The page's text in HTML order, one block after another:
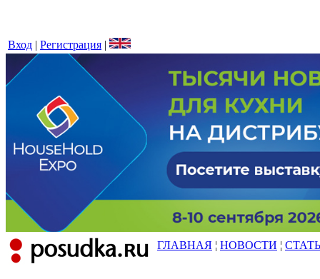
Вход | Регистрация |
ГЛАВНАЯ ¦ НОВОСТИ ¦